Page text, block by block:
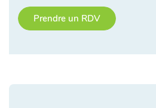
Prendre un RDV